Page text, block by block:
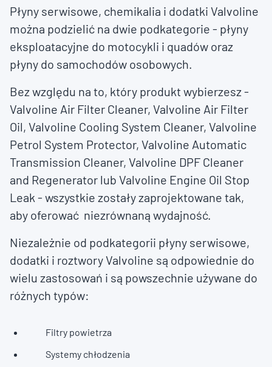
Płyny serwisowe, chemikalia i dodatki Valvoline
można podzielić na dwie podkategorie - płyny
eksploatacyjne do motocykli i quadów oraz
płyny do samochodów osobowych.
Bez względu na to, który produkt wybierzesz -
Valvoline Air Filter Cleaner, Valvoline Air Filter
Oil, Valvoline Cooling System Cleaner, Valvoline
Petrol System Protector, Valvoline Automatic
Transmission Cleaner, Valvoline DPF Cleaner
and Regenerator lub Valvoline Engine Oil Stop
Leak - wszystkie zostały zaprojektowane tak,
aby oferować niezrównaną wydajność.
Niezależnie od podkategorii płyny serwisowe,
dodatki i roztwory Valvoline są odpowiednie do
wielu zastosowań i są powszechnie używane do
różnych typów:
Filtry powietrza
Systemy chłodzenia